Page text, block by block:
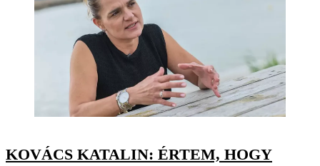
KOVÁCS KATALIN: ÉRTEM, HOGY